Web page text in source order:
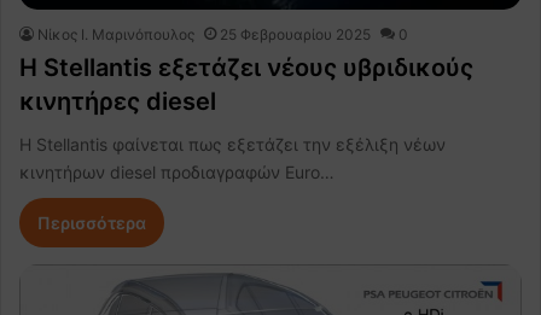
Nίκος Ι. Mαρινόπουλος 25 Φεβρουαρίου 2025 0
H Stellantis εξετάζει νέους υβριδικούς
κινητήρες diesel
Η Stellantis φαίνεται πως εξετάζει την εξέλιξη νέων
κινητήρων diesel προδιαγραφών Euro…
Περισσότερα